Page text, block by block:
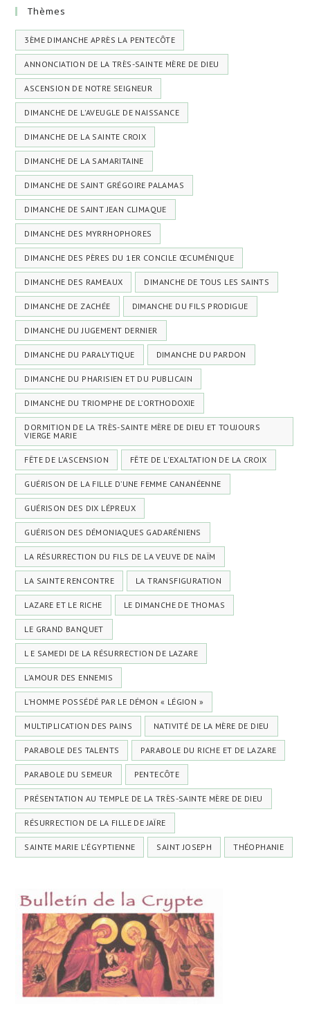
Thèmes
3ÈME DIMANCHE APRÈS LA PENTECÔTE
ANNONCIATION DE LA TRÈS-SAINTE MÈRE DE DIEU
ASCENSION DE NOTRE SEIGNEUR
DIMANCHE DE L'AVEUGLE DE NAISSANCE
DIMANCHE DE LA SAINTE CROIX
DIMANCHE DE LA SAMARITAINE
DIMANCHE DE SAINT GRÉGOIRE PALAMAS
DIMANCHE DE SAINT JEAN CLIMAQUE
DIMANCHE DES MYRRHOPHORES
DIMANCHE DES PÈRES DU 1ER CONCILE ŒCUMÉNIQUE
DIMANCHE DES RAMEAUX DIMANCHE DE TOUS LES SAINTS
DIMANCHE DE ZACHÉE DIMANCHE DU FILS PRODIGUE
DIMANCHE DU JUGEMENT DERNIER
DIMANCHE DU PARALYTIQUE DIMANCHE DU PARDON
DIMANCHE DU PHARISIEN ET DU PUBLICAIN
DIMANCHE DU TRIOMPHE DE L’ORTHODOXIE
DORMITION DE LA TRÈS-SAINTE MÈRE DE DIEU ET TOUJOURS
VIERGE MARIE
FÊTE DE L'ASCENSION FÊTE DE L'EXALTATION DE LA CROIX
GUÉRISON DE LA FILLE D’UNE FEMME CANANÉENNE
GUÉRISON DES DIX LÉPREUX
GUÉRISON DES DÉMONIAQUES GADARÉNIENS
LA RÉSURRECTION DU FILS DE LA VEUVE DE NAÏM
LA SAINTE RENCONTRE LA TRANSFIGURATION
LAZARE ET LE RICHE LE DIMANCHE DE THOMAS
LE GRAND BANQUET
L E SAMEDI DE LA RÉSURRECTION DE LAZARE
L’AMOUR DES ENNEMIS
L’HOMME POSSÉDÉ PAR LE DÉMON « LÉGION »
MULTIPLICATION DES PAINS NATIVITÉ DE LA MÈRE DE DIEU
PARABOLE DES TALENTS PARABOLE DU RICHE ET DE LAZARE
PARABOLE DU SEMEUR PENTECÔTE
PRÉSENTATION AU TEMPLE DE LA TRÈS-SAINTE MÈRE DE DIEU
RÉSURRECTION DE LA FILLE DE JAÏRE
SAINTE MARIE L'ÉGYPTIENNE SAINT JOSEPH THÉOPHANIE